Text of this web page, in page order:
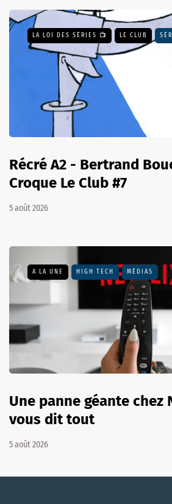
LA LOI DES SÉRIES 📺 LE CLUB
Récré A2 - Bertrand
Croque Le Club #7
5 août 2026
A LA UNE HIGH TECH MÉDIAS
Une panne géante chez
vous dit tout
5 août 2026